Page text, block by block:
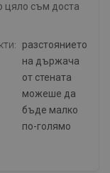
цяло съм доста
разстоянието
на държача
от стената
можеше да
бъде малко
по-голямо